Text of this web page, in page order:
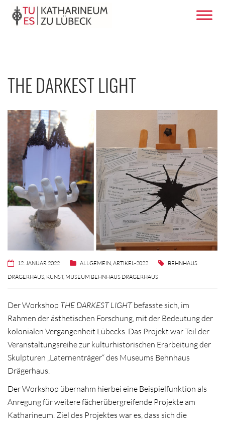
THE DARKEST LIGHT
12. JANUAR 2022 ALLGEMEIN ARTIKEL-2022
BEHNHAUS
DRÄGERHAUS KUNST, MUSEUM BEHNHAUS DRÄGERHAUS
Der Workshop THE DARKEST LIGHTbefasste sich, im
Rahmen der ästhetischen Forschung, mit der Bedeutung der
kolonialen Vergangenheit Lübecks. Das Projekt war Teil der
Veranstaltungsreihe zur kulturhistorischen Erarbeitung der
Skulpturen „Laternenträger“ des Museums Behnhaus
Drägerhaus.
Der Workshop übernahm hierbei eine Beispielfunktion als
Anregung für weitere fächerübergreifende Projekte am
Katharineum. Ziel des Projektes war es, dass sich die